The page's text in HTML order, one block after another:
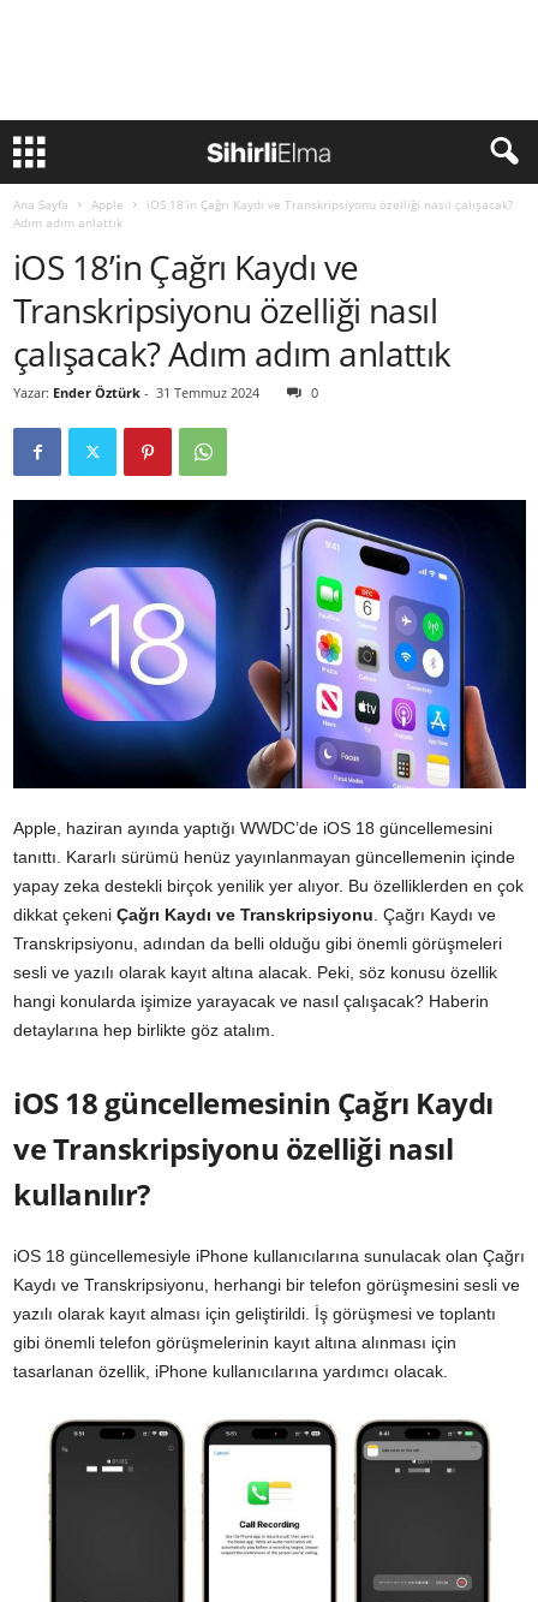
Ana Sayfa Apple
iOS 18’in Çağrı Kaydı ve Transkripsiyonu özelliği nasıl çalışacak?
Adım adım anlattık
iOS 18’in Çağrı Kaydı ve
Transkripsiyonu özelliği nasıl
çalışacak? Adım adım anlattık
Yazar: Ender Öztürk - 31 Temmuz 2024 0
Apple, haziran ayında yaptığı WWDC’de iOS 18 güncellemesini
tanıttı. Kararlı sürümü henüz yayınlanmayan güncellemenin içinde
yapay zeka destekli birçok yenilik yer alıyor. Bu özelliklerden en çok
dikkat çekeni Çağrı Kaydı ve Transkripsiyonu . Çağrı Kaydı ve
Transkripsiyonu, adından da belli olduğu gibi önemli görüşmeleri
sesli ve yazılı olarak kayıt altına alacak. Peki, söz konusu özellik
hangi konularda işimize yarayacak ve nasıl çalışacak? Haberin
detaylarına hep birlikte göz atalım.
iOS 18 güncellemesinin Çağrı Kaydı
ve Transkripsiyonu özelliği nasıl
kullanılır?
iOS 18 güncellemesiyle iPhone kullanıcılarına sunulacak olan Çağrı
Kaydı ve Transkripsiyonu, herhangi bir telefon görüşmesini sesli ve
yazılı olarak kayıt alması için geliştirildi. İş görüşmesi ve toplantı
gibi önemli telefon görüşmelerinin kayıt altına alınması için
tasarlanan özellik, iPhone kullanıcılarına yardımcı olacak.